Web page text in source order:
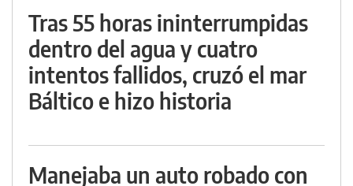
Tras 55 horas ininterrumpidas
dentro del agua y cuatro
intentos fallidos, cruzó el mar
Báltico e hizo historia
Manejaba un auto robado con